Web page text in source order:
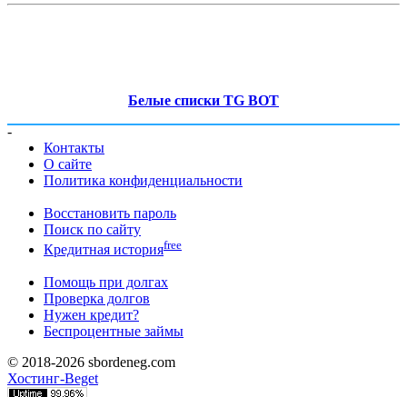
Белые списки TG BOT
-
Контакты
О сайте
Политика конфиденциальности
Восстановить пароль
Поиск по сайту
Кредитная историяfree
Помощь при долгах
Проверка долгов
Нужен кредит?
Беспроцентные займы
© 2018-2026 sbordeneg.com
Хостинг-Beget